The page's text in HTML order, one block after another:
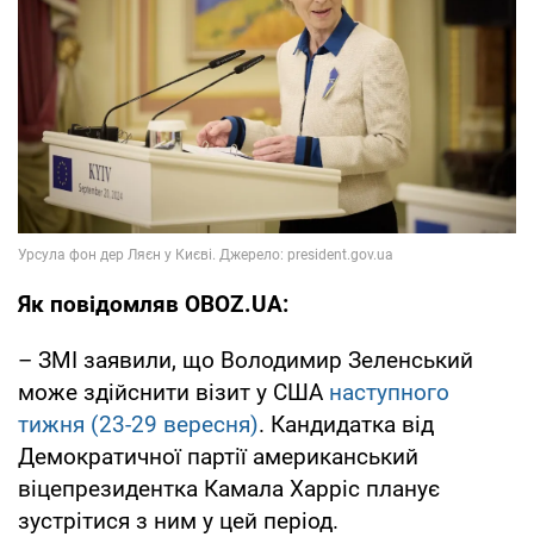
Як повідомляв OBOZ.UA:
– ЗМІ заявили, що Володимир Зеленський
може здійснити візит у США наступного
тижня (23-29 вересня). Кандидатка від
Демократичної партії американський
віцепрезидентка Камала Харріс планує
зустрітися з ним у цей період.